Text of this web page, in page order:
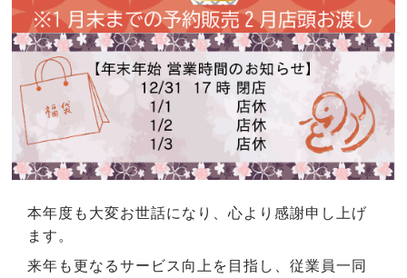
本年度も大変お世話になり、心より感謝申し上げ
ます。
来年も更なるサービス向上を目指し、従業員一同